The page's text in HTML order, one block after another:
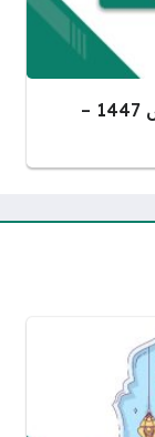
متى اخر يوم دوام في رمضان للمدارس 1447 –